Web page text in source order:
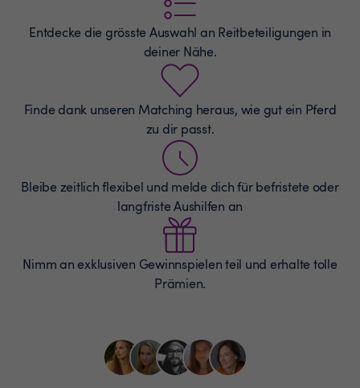
Entdecke die grösste Auswahl an Reitbeteiligungen in
deiner Nähe.
Finde dank unseren Matching heraus, wie gut ein Pferd
zu dir passt.
Bleibe zeitlich flexibel und melde dich für befristete oder
langfriste Aushilfen an
Nimm an exklusiven Gewinnspielen teil und erhalte tolle
Prämien.